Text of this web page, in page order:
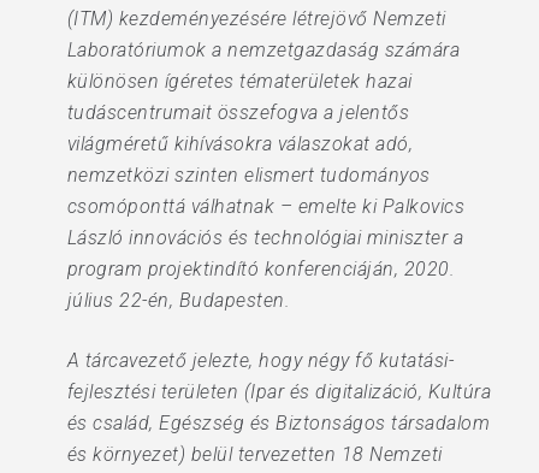
(ITM) kezdeményezésére létrejövő Nemzeti
Laboratóriumok a nemzetgazdaság számára
különösen ígéretes tématerületek hazai
tudáscentrumait összefogva a jelentős
világméretű kihívásokra válaszokat adó,
nemzetközi szinten elismert tudományos
csomóponttá válhatnak – emelte ki Palkovics
László innovációs és technológiai miniszter a
program projektindító konferenciáján, 2020.
július 22-én, Budapesten.
A tárcavezető jelezte, hogy négy fő kutatási-
fejlesztési területen (Ipar és digitalizáció, Kultúra
és család, Egészség és Biztonságos társadalom
és környezet) belül tervezetten 18 Nemzeti